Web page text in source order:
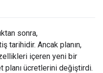
sonra,
tarihidir. Ancak planın,
içeren yeni bir
planı ücretlerini değiştirdi.